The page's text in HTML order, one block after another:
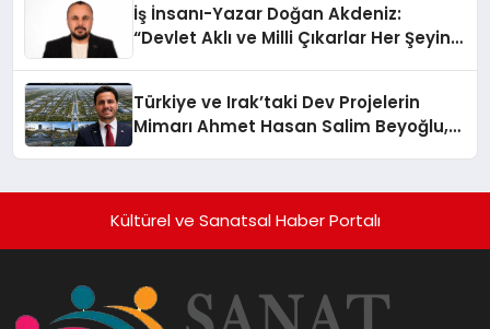
İş İnsanı-Yazar Doğan Akdeniz:
“Devlet Aklı ve Milli Çıkarlar Her Şeyin
Türkiye ve Irak’taki Dev Projelerin
Mimarı Ahmet Hasan Salim Beyoğlu,
Hayata Geçirecek
Kültürel ve Sanatsal Haber Portalı